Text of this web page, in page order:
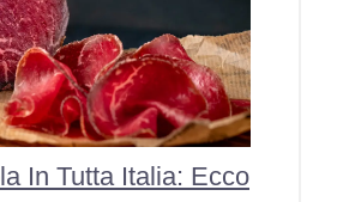
In Tutta Italia: Ecco